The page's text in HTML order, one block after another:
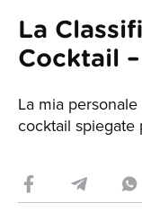
La
Cocktail
La mia
cocktail spiegate